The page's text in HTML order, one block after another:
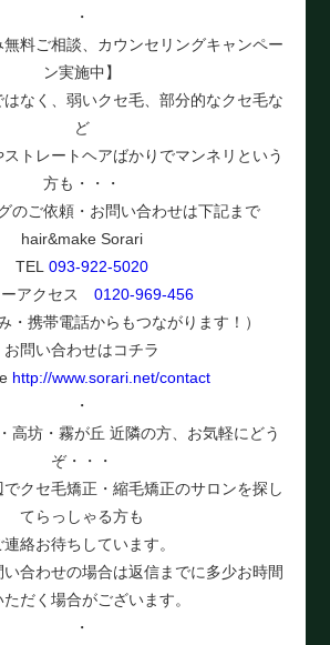
・
無料ご相談、カウンセリングキャンペー
ン実施中】
なく、弱いクセ毛、部分的なクセ毛な
ど
ストレートヘアばかりでマンネリという
方も・・・
のご依頼・お問い合わせは下記まで
hair&make Sorari
TEL 093-922-5020
ーアクセス 0120-969-456
・携帯電話からもつながります！）
お問い合わせはコチラ
http://www.sorari.net/contact
・
高坊・霧が丘 近隣の方、お気軽にどう
ぞ・・・
クセ毛矯正・縮毛矯正のサロンを探し
てらっしゃる方も
連絡お待ちしています。
い合わせの場合は返信までに多少お時間
ただく場合がございます。
・